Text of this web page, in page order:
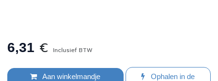
6,31 € Inclusief BTW
Aan winkelmandje
Ophalen in de